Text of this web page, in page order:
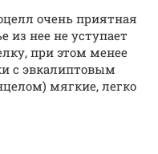
очень приятная
из нее не уступает
при этом менее
с эвкалиптовым
мягкие, легко